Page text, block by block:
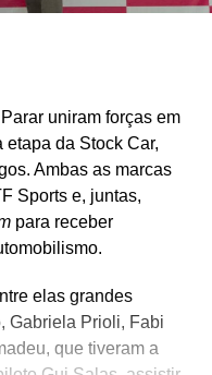
uniram forças em
etapa da Stock Car,
Ambas as marcas
Sports e, juntas,
para receber
elas grandes
Gabriela Prioli, Fabi
que tiveram a